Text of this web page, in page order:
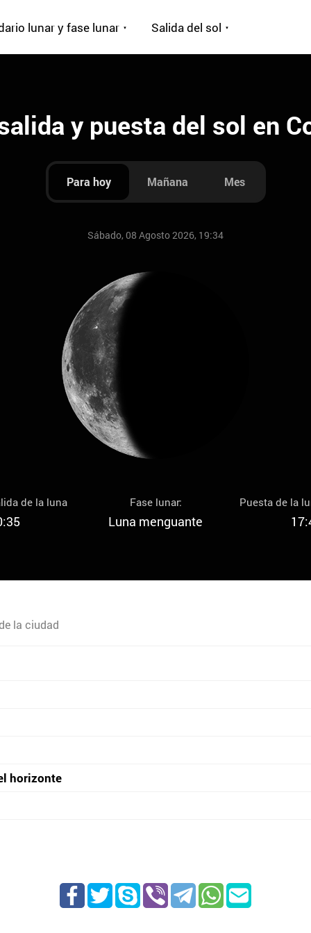
lunar y fase lunar Salida del sol
y puesta del sol en
Para hoy Mañana Mes
Sábado, 08 Agosto 2026, 19:34
de la luna Fase lunar:
Luna menguante
Puesta de la
la ciudad
horizonte